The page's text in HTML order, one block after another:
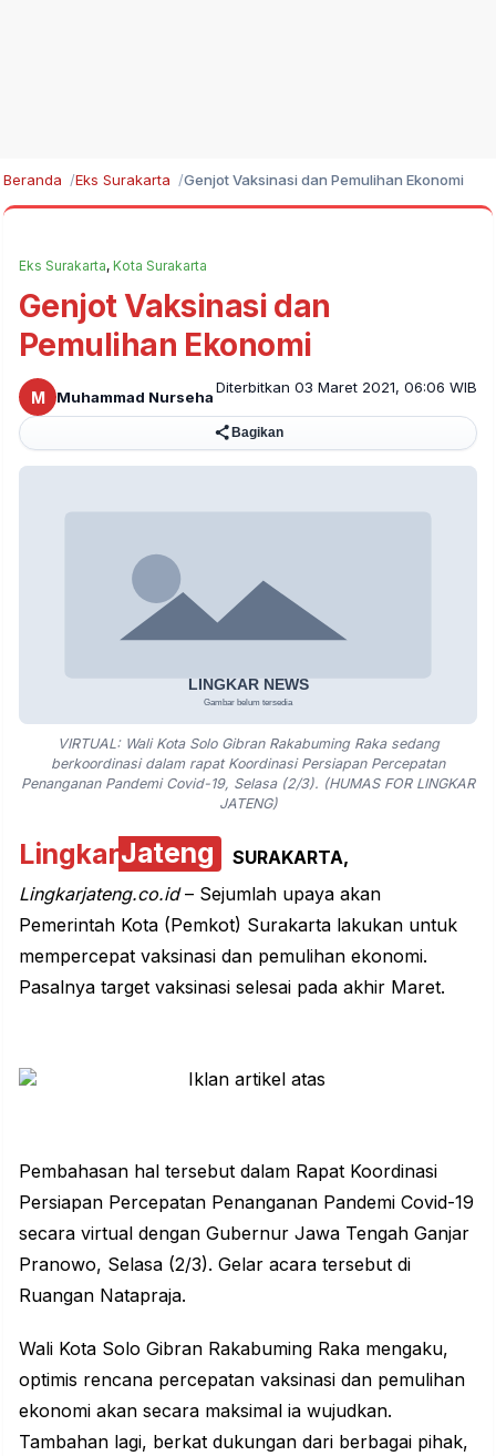
Beranda Eks Surakarta Genjot Vaksinasi dan Pemulihan Ekonomi
Eks Surakarta, Kota Surakarta
Genjot Vaksinasi dan
Pemulihan Ekonomi
M Muhammad Nurseha
Diterbitkan 03 Maret 2021, 06:06 WIB
Bagikan
VIRTUAL: Wali Kota Solo Gibran Rakabuming Raka sedang
berkoordinasi dalam rapat Koordinasi Persiapan Percepatan
Penanganan Pandemi Covid-19, Selasa (2/3). (HUMAS FOR LINGKAR
JATENG)
LingkarJateng
SURAKARTA,
Lingkarjateng.co.id– Sejumlah upaya akan
Pemerintah Kota (Pemkot) Surakarta lakukan untuk
mempercepat vaksinasi dan pemulihan ekonomi.
Pasalnya target vaksinasi selesai pada akhir Maret.
Pembahasan hal tersebut dalam Rapat Koordinasi
Persiapan Percepatan Penanganan Pandemi Covid-19
secara virtual dengan Gubernur Jawa Tengah Ganjar
Pranowo, Selasa (2/3). Gelar acara tersebut di
Ruangan Natapraja.
Wali Kota Solo Gibran Rakabuming Raka mengaku,
optimis rencana percepatan vaksinasi dan pemulihan
ekonomi akan secara maksimal ia wujudkan.
Tambahan lagi, berkat dukungan dari berbagai pihak,